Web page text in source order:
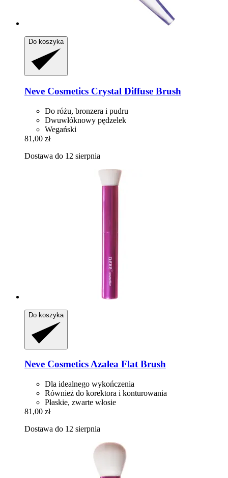
Do koszyka
Neve Cosmetics Crystal Diffuse Brush
Do różu, bronzera i pudru
Dwuwłóknowy pędzelek
Wegański
81,00 zł
Dostawa do 12 sierpnia
Do koszyka
Neve CosmeticsAzalea Flat Brush
Dla idealnego wykończenia
Również do korektora i konturowania
Płaskie, zwarte włosie
81,00 zł
Dostawa do 12 sierpnia